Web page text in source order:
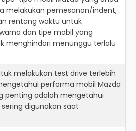
melakukan pemesanan/indent,
rentang waktu untuk
dan tipe mobil yang
menghindari menunggu terlalu
melakukan test drive terlebih
performa mobil Mazda
penting adalah mengetahui
digunakan saat